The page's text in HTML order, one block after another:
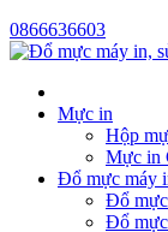
0866636603
Mực in
Hộp
Mực in
Đổ mực máy
Đổ
Đổ